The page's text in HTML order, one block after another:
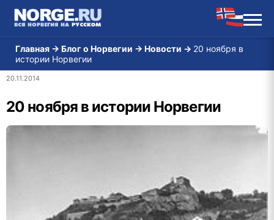
Главная → Блог о Норвегии → Новости → 20 ноября в
истории Норвегии
20.11.2014
20 ноября в истории Норвегии